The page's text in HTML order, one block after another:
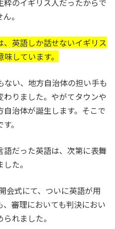
。
、英語しか話せないイギリス
しています。
い、地方自治体の担い手も
りました。やがてタウンや
治体が誕生します。そこで
。
語だった英語は、次第に表舞
た。
会式にて、ついに英語が用
審理においても判決におい
れました。